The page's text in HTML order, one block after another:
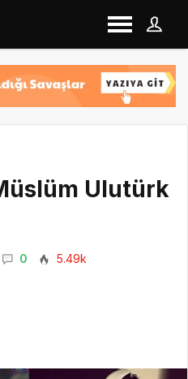
Ulutürk
0
5.49k